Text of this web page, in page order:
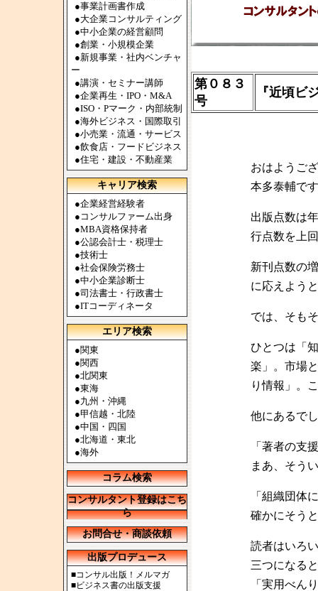
●事業計画書作成
●大企業コンサルティング
●中小企業の経営顧問
●創業・小規模企業
●新規事業・社内ベンチャ
ー
●講演・セミナー講師
●企業再生・IPO・M&A
●ISO・Pマーク・内部統制
●海外ビジネス・国際取引
●小売業・流通・サービス
●飲食店・フードビジネス
●住宅・建設・不動産業
キャリア検索
●企業経営経験者
● コンサルファーム出身
●MBA資格保持者
●公認会計士・税理士
●技術士
●社会保険労務士
●中小企業診断士
●司法書士・行政書士
●ITコーディネータ
エリア検索
●関東
●関西
●北関東
●東海
●九州・沖縄
●甲信越・北陸
●中国・四国
●北海道・東北
●海外
コラム検索
コンサルタント登録はこち
ら
お問合せ・商談依頼
出版プロデュース
■コンサル出版！メルマガ
■ビジネス書の出版支援
第０８３
号
『近頃ビ
おはようご
本多泰輔で
出版点数は
行点数を上
新刊点数の
に応えよう
では、そも
ひとつは「
楽」。市場
り情報」。
他にあるで
「著者の支
まあ、そう
「組織団体
確かにそう
読者はいろ
三つになる
「実用べん